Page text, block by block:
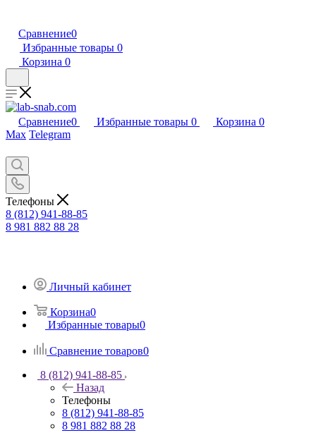
Сравнение0
Избранные товары 0
Корзина 0
Сравнение0 Избранные товары 0 Корзина 0
Max Telegram
Телефоны
8 (812) 941-88-85
8 981 882 88 28
Личный кабинет
Корзина0
Избранные товары0
Сравнение товаров0
8 (812) 941-88-85
Назад
Телефоны
8 (812) 941-88-85
8 981 882 88 28